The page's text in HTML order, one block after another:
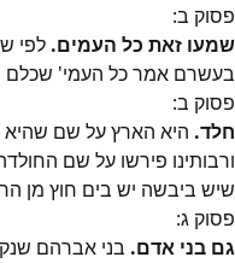
פסוק ב:
שמעו זאת כל העמים. לפי
בעשרם אמר כל העמי' שכלם
פסוק ב:
חלד. היא הארץ על שם שהיא
ורבותינו פירשו על שם
שיש ביבשה יש בים חוץ מן
פסוק ג:
גם בני אדם. בני אברהם